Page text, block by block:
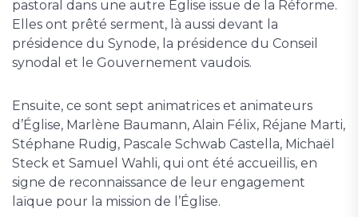
pastoral dans une autre Église issue de la Réforme.
Elles ont prêté serment, là aussi devant la
présidence du Synode, la présidence du Conseil
synodal et le Gouvernement vaudois.
Ensuite, ce sont sept animatrices et animateurs
d’Église, Marlène Baumann, Alain Félix, Réjane Marti,
Stéphane Rudig, Pascale Schwab Castella, Michaël
Steck et Samuel Wahli, qui ont été accueillis, en
signe de reconnaissance de leur engagement
laïque pour la mission de l’Église.